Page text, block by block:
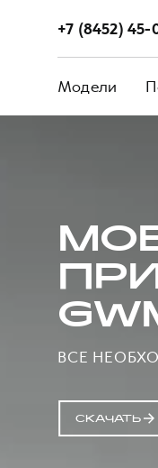
+7 (8452) 45-
Модели
ВСЕ
СКАЧАТЬ